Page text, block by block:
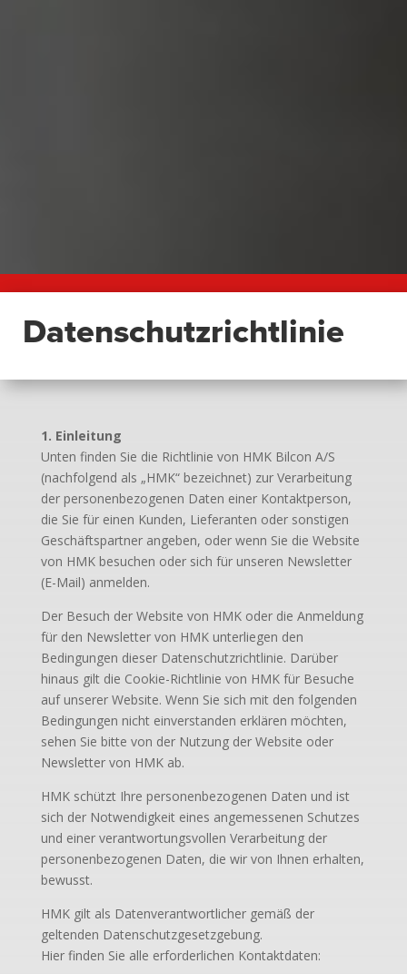
Datenschutzrichtlinie
1. Einleitung
Unten finden Sie die Richtlinie von HMK Bilcon A/S
(nachfolgend als „HMK“ bezeichnet) zur Verarbeitung
der personenbezogenen Daten einer Kontaktperson,
die Sie für einen Kunden, Lieferanten oder sonstigen
Geschäftspartner angeben, oder wenn Sie die Website
von HMK besuchen oder sich für unseren Newsletter
(E-Mail) anmelden.
Der Besuch der Website von HMK oder die Anmeldung
für den Newsletter von HMK unterliegen den
Bedingungen dieser Datenschutzrichtlinie. Darüber
hinaus gilt die Cookie-Richtlinie von HMK für Besuche
auf unserer Website. Wenn Sie sich mit den folgenden
Bedingungen nicht einverstanden erklären möchten,
sehen Sie bitte von der Nutzung der Website oder
Newsletter von HMK ab.
HMK schützt Ihre personenbezogenen Daten und ist
sich der Notwendigkeit eines angemessenen Schutzes
und einer verantwortungsvollen Verarbeitung der
personenbezogenen Daten, die wir von Ihnen erhalten,
bewusst.
HMK gilt als Datenverantwortlicher gemäß der
geltenden Datenschutzgesetzgebung.
Hier finden Sie alle erforderlichen Kontaktdaten: